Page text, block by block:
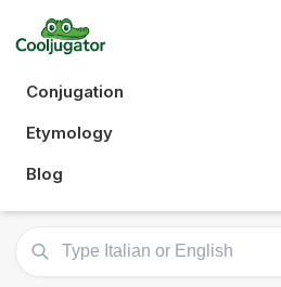
Conjugation
Etymology
Blog